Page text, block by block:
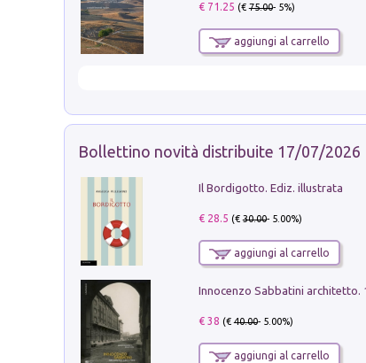
€ 71.25 (€75.00- 5%)
aggiungi al carrello
Bollettino novità distribuite 17/07/2026
Il Bordigotto. Ediz. illustrata
€ 28.5 (€30.00- 5.00%)
aggiungi al carrello
Innocenzo Sabbatini architetto.
€ 38 (€40.00- 5.00%)
aggiungi al carrello